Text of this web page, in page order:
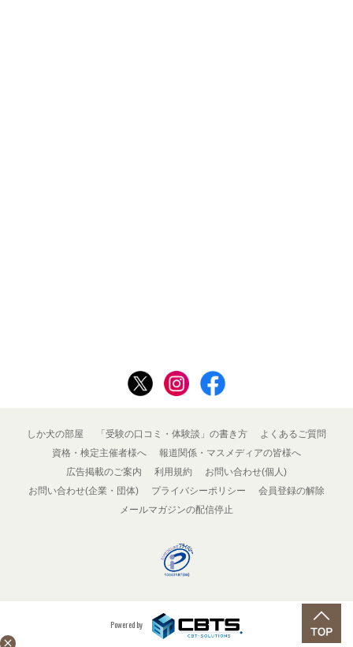
しか犬の部屋 「受験の口コミ・体験談」の書き方
よくあるご質問
資格・検定主催者様へ
報道関係・マスメディアの皆様へ
広告掲載のご案内
利用規約
お問い合わせ(個人)
お問い合わせ(企業・団体)
プライバシーポリシー
会員登録の解除
メールマガジンの配信停止
Powered by
close